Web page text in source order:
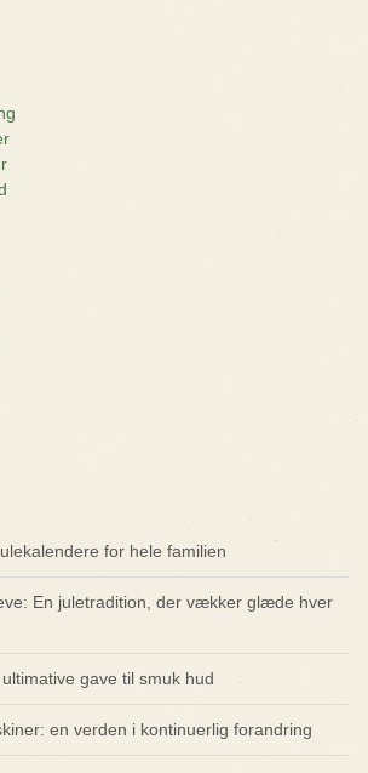
for hele familien
En juletradition, der vækker glæde hver
gave til smuk hud
en verden i kontinuerlig forandring